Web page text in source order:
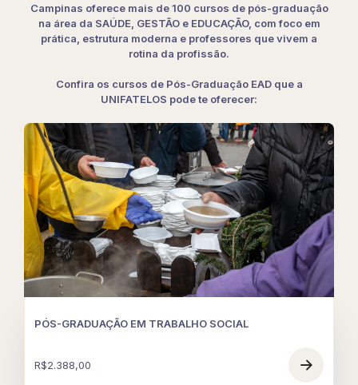
Campinas oferece mais de 100 cursos de pós-graduação
na área da SAÚDE, GESTÃO e EDUCAÇÃO, com foco em
prática, estrutura moderna e professores que vivem a
rotina da profissão.
Confira os cursos de Pós-Graduação EAD que a
UNIFATELOS pode te oferecer:
PÓS-GRADUAÇÃO EM TRABALHO SOCIAL
R$2.388,00